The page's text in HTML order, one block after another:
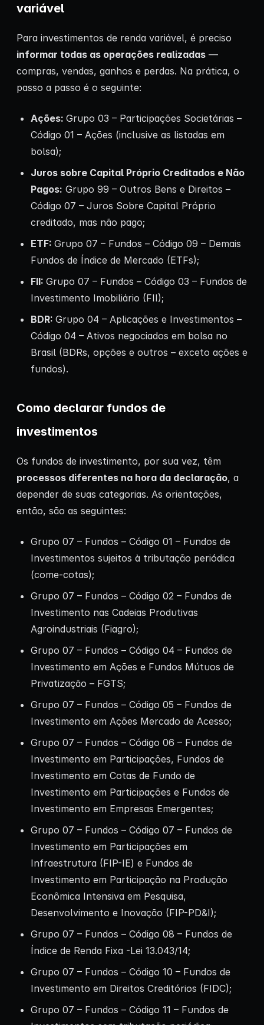
variável
Para investimentos de renda variável, é preciso
informar todas as operações realizadas —
compras, vendas, ganhos e perdas. Na prática, o
passo a passo é o seguinte:
Ações: Grupo 03 – Participações Societárias –
Código 01 – Ações (inclusive as listadas em
bolsa);
Juros sobre Capital Próprio Creditados e Não
Pagos: Grupo 99 – Outros Bens e Direitos –
Código 07 – Juros Sobre Capital Próprio
creditado, mas não pago;
ETF: Grupo 07 – Fundos – Código 09 – Demais
Fundos de Índice de Mercado (ETFs);
FII: Grupo 07 – Fundos – Código 03 – Fundos de
Investimento Imobiliário (FII);
BDR: Grupo 04 – Aplicações e Investimentos –
Código 04 – Ativos negociados em bolsa no
Brasil (BDRs, opções e outros – exceto ações e
fundos).
Como declarar fundos de
investimentos
Os fundos de investimento, por sua vez, têm
processos diferentes na hora da declaração, a
depender de suas categorias. As orientações,
então, são as seguintes:
Grupo 07 – Fundos – Código 01 – Fundos de
Investimentos sujeitos à tributação periódica
(come-cotas);
Grupo 07 – Fundos – Código 02 – Fundos de
Investimento nas Cadeias Produtivas
Agroindustriais (Fiagro);
Grupo 07 – Fundos – Código 04 – Fundos de
Investimento em Ações e Fundos Mútuos de
Privatização – FGTS;
Grupo 07 – Fundos – Código 05 – Fundos de
Investimento em Ações Mercado de Acesso;
Grupo 07 – Fundos – Código 06 – Fundos de
Investimento em Participações, Fundos de
Investimento em Cotas de Fundo de
Investimento em Participações e Fundos de
Investimento em Empresas Emergentes;
Grupo 07 – Fundos – Código 07 – Fundos de
Investimento em Participações em
Infraestrutura (FIP-IE) e Fundos de
Investimento em Participação na Produção
Econômica Intensiva em Pesquisa,
Desenvolvimento e Inovação (FIP-PD&I);
Grupo 07 – Fundos – Código 08 – Fundos de
Índice de Renda Fixa -Lei 13.043/14;
Grupo 07 – Fundos – Código 10 – Fundos de
Investimento em Direitos Creditórios (FIDC);
Grupo 07 – Fundos – Código 11 – Fundos de